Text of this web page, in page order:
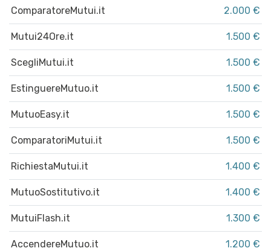
ComparatoreMutui.it 2.000 €
Mutui24Ore.it 1.500 €
ScegliMutui.it 1.500 €
EstinguereMutuo.it 1.500 €
MutuoEasy.it 1.500 €
ComparatoriMutui.it 1.500 €
RichiestaMutui.it 1.400 €
MutuoSostitutivo.it 1.400 €
MutuiFlash.it 1.300 €
AccendereMutuo.it 1.200 €